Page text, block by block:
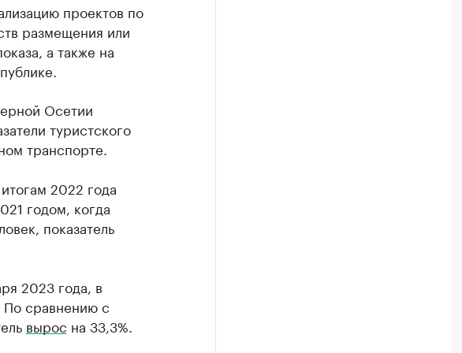
проектов по
размещения или
а также на
Осетии
туристского
транспорте.
2022 года
годом, когда
показатель
2023 года, в
По сравнению с
вырос на 33,3%.